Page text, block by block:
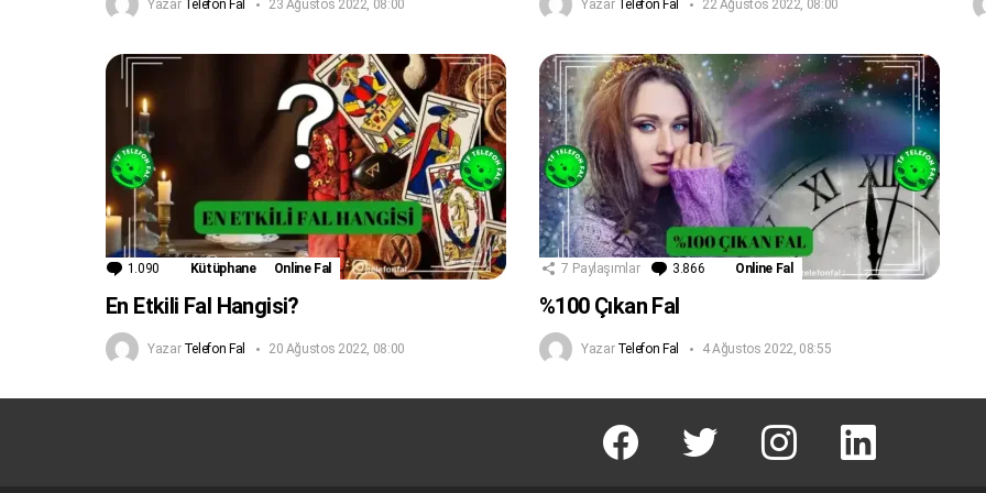
Yazar Telefon Fal 23 Ağustos 2022, 08:00 Yazar Telefon Fal 22 Ağustos 2022, 08:00
1.090 YorumKütüphane Online Fal
En Etkili Fal Hangisi?
Yazar Telefon Fal 20 Ağustos 2022, 08:00
7 Paylaşımlar 3.866 YorumOnline Fal
%100 Çıkan Fal
Yazar Telefon Fal 4 Ağustos 2022, 08:55
facebook T instagram Linkedin Fal